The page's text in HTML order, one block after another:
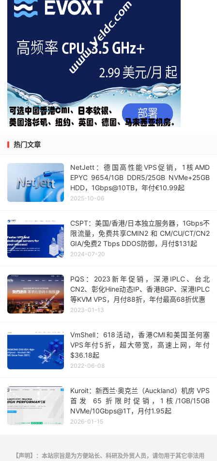
热门文章
NetJett：德国高性能VPS促销，1核AMD
EPYC 9654/1GB DDR5/25GB NVMe+25GB
HDD，1Gbps@10TB，年付€10.99起
2025-10-06
CSPT：美国/香港/日本独立服务器，1Gbps不
限流量，免费共享CMIN2 和 CM/CU/CT/CN2
GIA/免费2 Tbps DDOS防御，月付$131起
2024-07-20
PQS：2023新年促销，深港IPLC、台北
CN2、彰化Hine动态IP、香港BGP、深港IPLC
等KVM VPS，月付88折，年付最高68折优惠
2023-01-13
VmShell：618活动，香港CMI和美国圣何塞
VPS年付5折，超大带宽，高速上网，年付
$36.18起
2022-06-08
Kuroit：新西兰·奥克兰（Auckland）机房 VPS
首发 65 折限时促销，1核/1GB/15GB
NVMe/10Gbps@1T，月付1.95起
2026-01-15
【声明】：本站宗旨是为方便站长、科研及外贸人员，请勿用于其它非法用